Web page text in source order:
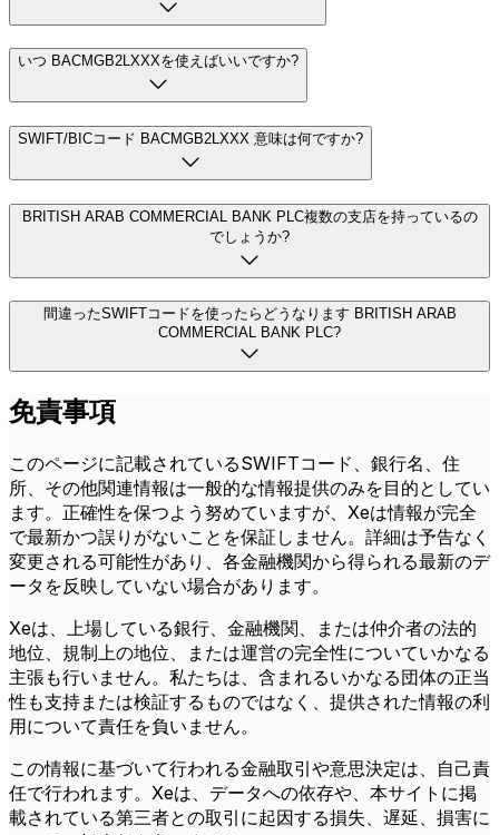
いつ BACMGB2LXXXを使えばいいですか?
SWIFT/BICコード BACMGB2LXXX 意味は何ですか?
BRITISH ARAB COMMERCIAL BANK PLC複数の支店を持っているの
でしょうか?
間違ったSWIFTコードを使ったらどうなります BRITISH ARAB
COMMERCIAL BANK PLC?
免責事項
このページに記載されているSWIFTコード、銀行名、住
所、その他関連情報は一般的な情報提供のみを目的としてい
ます。正確性を保つよう努めていますが、Xeは情報が完全
で最新かつ誤りがないことを保証しません。詳細は予告なく
変更される可能性があり、各金融機関から得られる最新のデ
ータを反映していない場合があります。
Xeは、上場している銀行、金融機関、または仲介者の法的
地位、規制上の地位、または運営の完全性についていかなる
主張も行いません。私たちは、含まれるいかなる団体の正当
性も支持または検証するものではなく、提供された情報の利
用について責任を負いません。
この情報に基づいて行われる金融取引や意思決定は、自己責
任で行われます。Xeは、データへの依存や、本サイトに掲
載されている第三者との取引に起因する損失、遅延、損害に